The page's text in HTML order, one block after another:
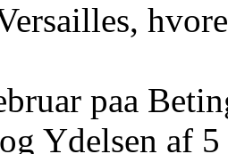
paa
Ydelsen af